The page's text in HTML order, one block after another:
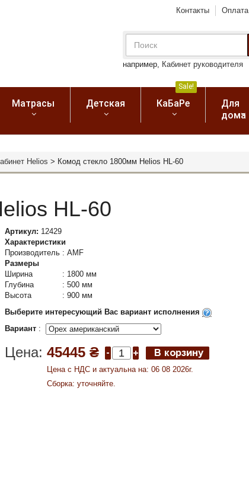
Контакты Оплата
например, Кабинет руководителя
Матрасы Детская КаБаРе
Sale!
Для
дома
Helios > Комод стекло 1800мм Helios HL-60
HL-60
Артикул: 12429
Характеристики
Производитель : AMF
Размеры
Ширина
: 1800 мм
Глубина
: 500 мм
Высота
: 900 мм
Выберите интересующий Вас вариант исполнения
Вариант :
Цена: 45445 ₴
Цена c НДС и актуальна на: 06 08 2026г.
Сборка: уточняйте.